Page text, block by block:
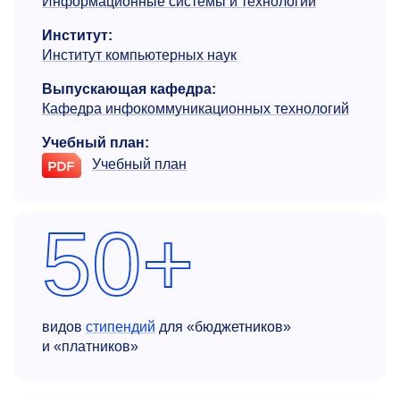
Институт:
Институт компьютерных наук
Выпускающая кафедра:
Кафедра инфокоммуникационных технологий
Учебный план:
Учебный план
50+
видов стипендий для «бюджетников»
и «платников»